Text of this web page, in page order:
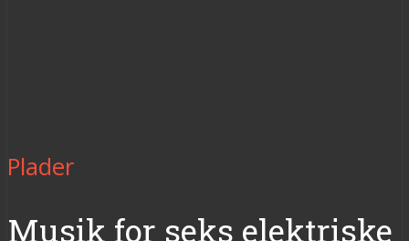
Plader
Musik for seks elektriske